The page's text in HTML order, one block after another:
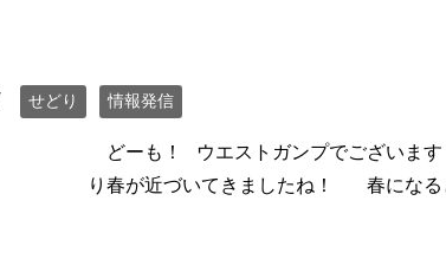
せどり 情報発信
どーも！ ウエストガンプでございま
り春が近づいてきましたね！ 春になる